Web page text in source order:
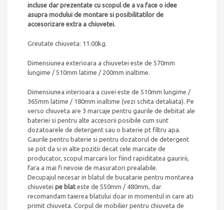
incluse dar prezentate cu scopul de a va face o idee
asupra modului de montare si posibilitatilor de
accesorizare extra a chiuvetei.
Greutate chiuveta: 11.00kg.
Dimensiunea exterioara a chiuvetei este de 570mm
lungime / 510mm latime / 200mm inaltime.
Dimensiunea interioara a cuvei este de 510mm lungime /
365mm latime / 180mm inaltime (vezi schita detaliata). Pe
verso chiuveta are 3 marcaje pentru gaurile de debitat ale
bateriei si pentru alte accesorii posibile cum sunt
dozatoarele de detergent sau o baterie pt filtru apa.
Gaurile pentru baterie si pentru dozatorul de detergent
se pot da si in alte pozitii decat cele marcate de
producator, scopul marcarii lor fiind rapiditatea gauririi,
fara a mai fi nevoie de masuratori prealabile.
Decupajul necesar in blatul de bucatarie pentru montarea
chiuvetei pe blateste de 550mm / 480mm, dar
recomandam taierea blatului doar in momentul in care ati
primit chiuveta. Corpul de mobilier pentru chiuveta de